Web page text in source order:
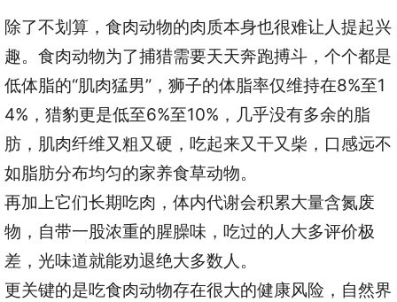
除了不划算，食肉动物的肉质本身也很难让人提起兴
趣。食肉动物为了捕猎需要天天奔跑搏斗，个个都是
低体脂的“肌肉猛男”，狮子的体脂率仅维持在8%至1
4%，猎豹更是低至6%至10%，几乎没有多余的脂
肪，肌肉纤维又粗又硬，吃起来又干又柴，口感远不
如脂肪分布均匀的家养食草动物。
再加上它们长期吃肉，体内代谢会积累大量含氮废
物，自带一股浓重的腥臊味，吃过的人大多评价极
差，光味道就能劝退绝大多数人。
更关键的是吃食肉动物存在很大的健康风险，自然界